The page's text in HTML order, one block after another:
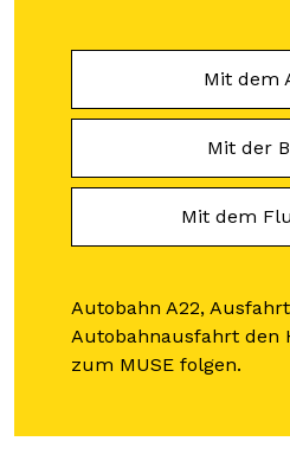
Mit dem
Mit der
Mit dem
Autobahn A22,
Autobahnausfahrt den
zum MUSE folgen.